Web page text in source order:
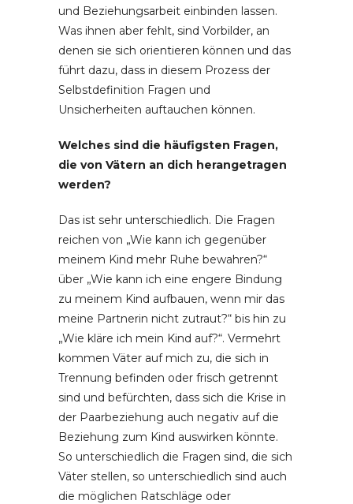
und Beziehungsarbeit einbinden lassen.
Was ihnen aber fehlt, sind Vorbilder, an
denen sie sich orientieren können und das
führt dazu, dass in diesem Prozess der
Selbstdefinition Fragen und
Unsicherheiten auftauchen können.
Welches sind die häufigsten Fragen,
die von Vätern an dich herangetragen
werden?
Das ist sehr unterschiedlich. Die Fragen
reichen von „Wie kann ich gegenüber
meinem Kind mehr Ruhe bewahren?“
über „Wie kann ich eine engere Bindung
zu meinem Kind aufbauen, wenn mir das
meine Partnerin nicht zutraut?“ bis hin zu
„Wie kläre ich mein Kind auf?“. Vermehrt
kommen Väter auf mich zu, die sich in
Trennung befinden oder frisch getrennt
sind und befürchten, dass sich die Krise in
der Paarbeziehung auch negativ auf die
Beziehung zum Kind auswirken könnte.
So unterschiedlich die Fragen sind, die sich
Väter stellen, so unterschiedlich sind auch
die möglichen Ratschläge oder